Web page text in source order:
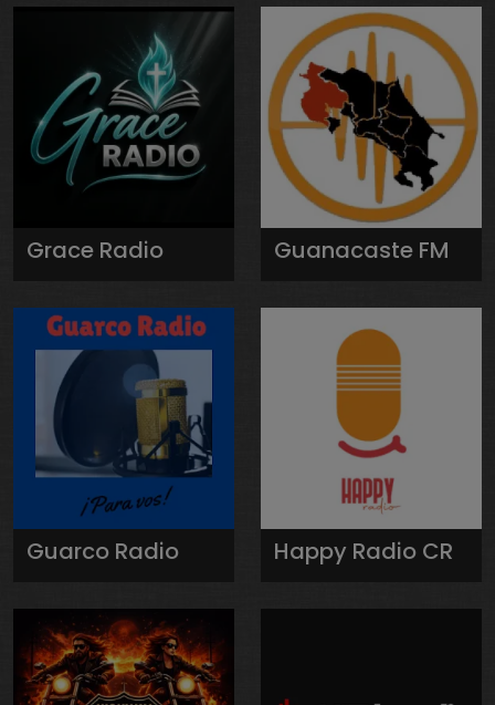
Grace Radio Guanacaste FM
Guarco Radio Happy Radio CR